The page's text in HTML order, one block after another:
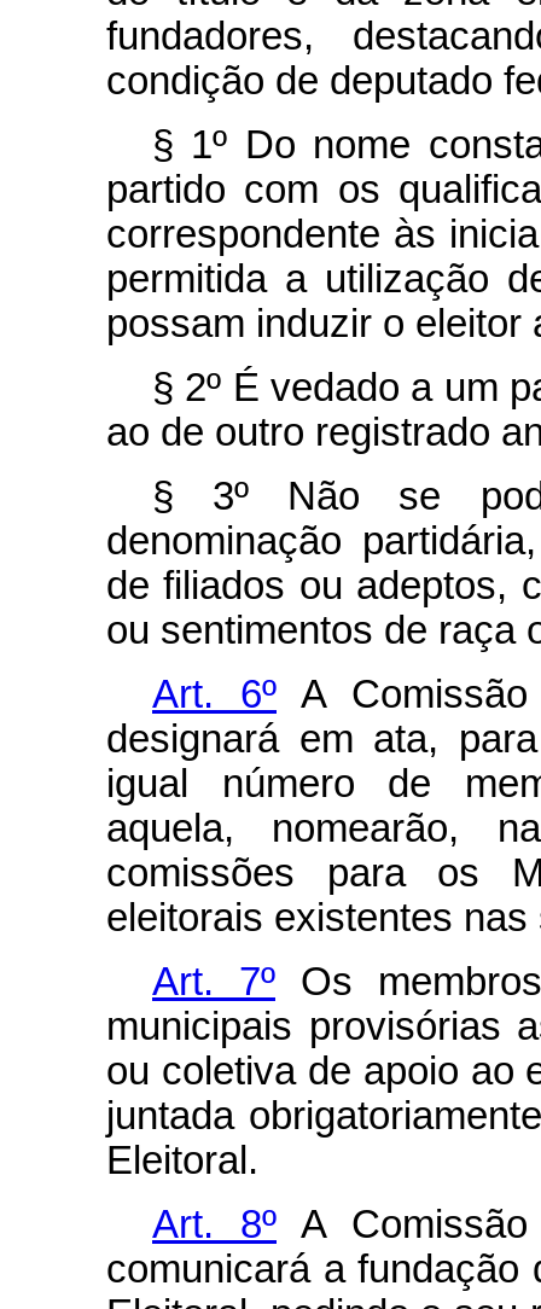
fundadores,
condição de deputado
§ 1º Do nome
partido com os
correspondente às
permitida a utilização
possam induzir o eleitor
§ 2º É vedado a um
ao de outro registrado
§ 3º Não se
denominação
de filiados ou adeptos,
ou sentimentos de raça
Art. 6º A
designará em ata,
igual número de
aquela, nomearão,
comissões para os
eleitorais existentes
Art. 7º Os
municipais provisórias
ou coletiva de apoio ao
juntada
Eleitoral.
Art. 8º A
comunicará a fundação